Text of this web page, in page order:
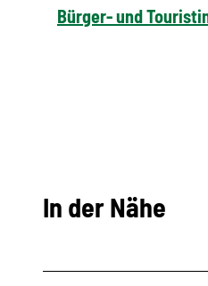
Bürger- und
In der Nähe